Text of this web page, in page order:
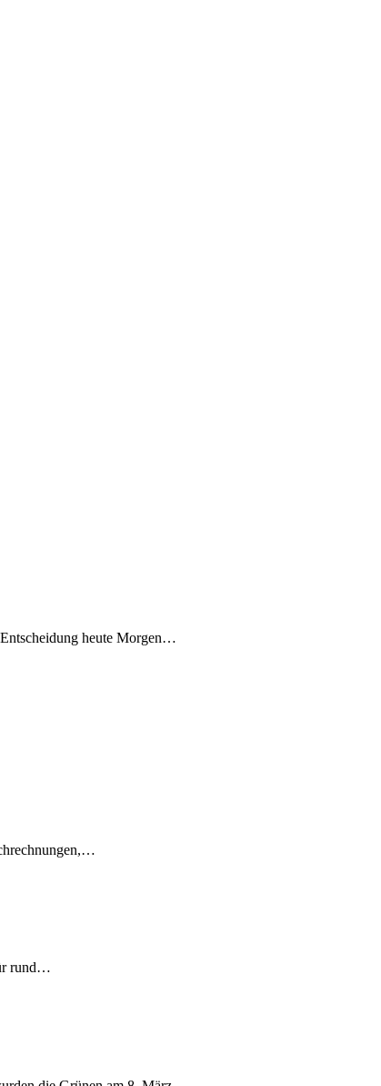
heute Morgen…
rund…